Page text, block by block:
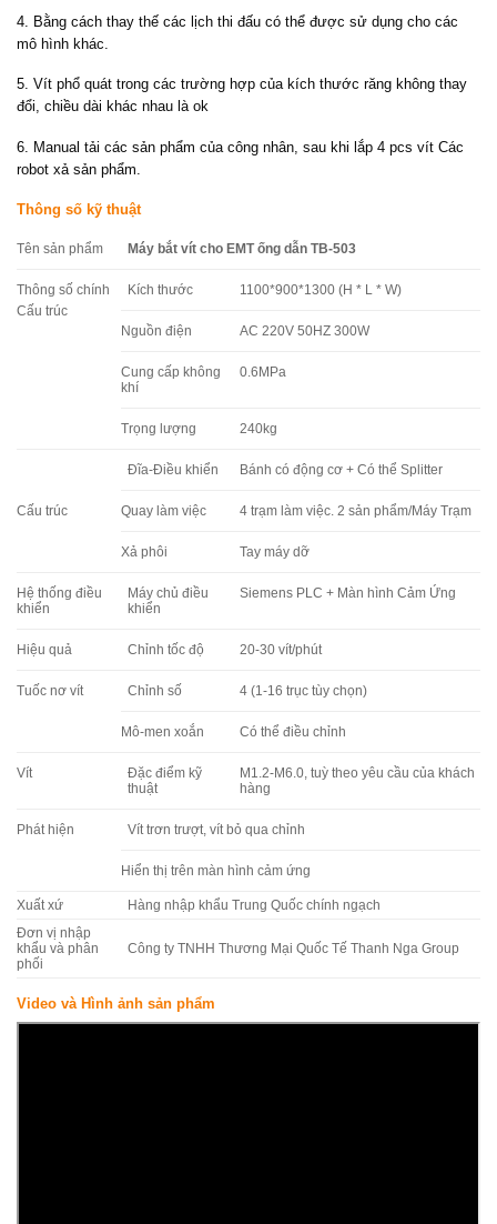
4. Bằng cách thay thế các lịch thi đấu có thể được sử dụng cho các
mô hình khác.
5. Vít phổ quát trong các trường hợp của kích thước răng không thay
đổi, chiều dài khác nhau là ok
6. Manual tải các sản phẩm của công nhân, sau khi lắp 4 pcs vít Các
robot xả sản phẩm.
Thông số kỹ thuật
Tên sản phẩm Máy bắt vít cho EMT ống dẫn TB-503
Thông số chính
Cấu trúc
Kích thước 1100*900*1300 (H * L * W)
Nguồn điện AC 220V 50HZ 300W
Cung cấp không
khí
0.6MPa
Trọng lượng 240kg
Cấu trúc
Đĩa-Điều khiển Bánh có động cơ + Có thể Splitter
Quay làm việc 4 trạm làm việc. 2 sản phẩm/Máy Trạm
Xả phôi Tay máy dỡ
Hệ thống điều
khiển
Máy chủ điều
khiển
Siemens PLC + Màn hình Cảm Ứng
Hiệu quả Chỉnh tốc độ 20-30 vít/phút
Tuốc nơ vít Chỉnh số 4 (1-16 trục tùy chọn)
Mô-men xoắn Có thể điều chỉnh
Vít
Đặc điểm kỹ
thuật
M1.2-M6.0, tuỳ theo yêu cầu của khách
hàng
Phát hiện Vít trơn trượt, vít bỏ qua chỉnh
Hiển thị trên màn hình cảm ứng
Xuất xứ Hàng nhập khẩu Trung Quốc chính ngạch
Đơn vị nhập
khẩu và phân
phối
Công ty TNHH Thương Mại Quốc Tế Thanh Nga Group
Video và Hình ảnh sản phẩm